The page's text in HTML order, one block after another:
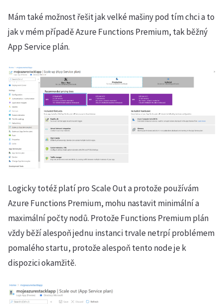
Mám také možnost řešit jak velké mašiny pod tím chci a to
jak v mém případě Azure Functions Premium, tak běžný
App Service plán.
Logicky totéž platí pro Scale Out a protože používám
Azure Functions Premium, mohu nastavit minimální a
maximální počty nodů. Protože Functions Premium plán
vždy běží alespoň jednu instanci trvale netrpí problémem
pomalého startu, protože alespoň tento node je k
dispozici okamžitě.